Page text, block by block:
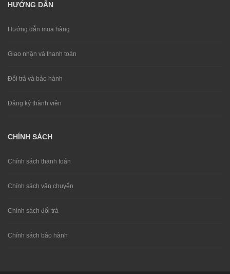
HƯỚNG DẪN
Hướng dẫn mua hàng
Giao nhận và thanh toán
Đổi trả và bảo hành
Đăng ký thành viên
CHÍNH SÁCH
Chính sách thanh toán
Chính sách vận chuyển
Chính sách đổi trả
Chính sách bảo hành